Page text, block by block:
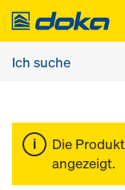
Die
angezeigt.